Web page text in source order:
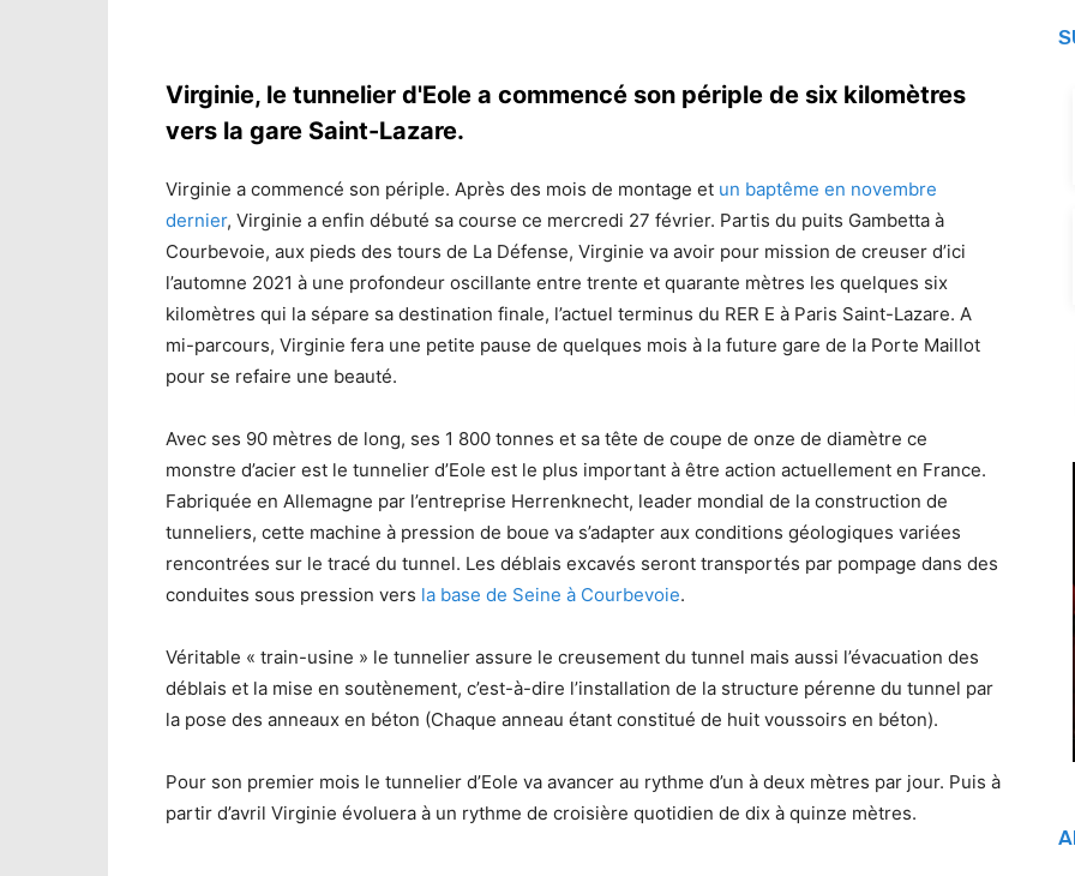
Virginie, le tunnelier d'Eole a commencé son périple de six kilomètres
vers la gare Saint-Lazare.
Virginie a commencé son périple. Après des mois de montage et un baptême en novembre
dernier, Virginie a enfin débuté sa course ce mercredi 27 février. Partis du puits Gambetta à
Courbevoie, aux pieds des tours de La Défense, Virginie va avoir pour mission de creuser d’ici
l’automne 2021 à une profondeur oscillante entre trente et quarante mètres les quelques six
kilomètres qui la sépare sa destination finale, l’actuel terminus du RER E à Paris Saint-Lazare. A
mi-parcours, Virginie fera une petite pause de quelques mois à la future gare de la Porte Maillot
pour se refaire une beauté.
Avec ses 90 mètres de long, ses 1 800 tonnes et sa tête de coupe de onze de diamètre ce
monstre d’acier est le tunnelier d’Eole est le plus important à être action actuellement en France.
Fabriquée en Allemagne par l’entreprise Herrenknecht, leader mondial de la construction de
tunneliers, cette machine à pression de boue va s’adapter aux conditions géologiques variées
rencontrées sur le tracé du tunnel. Les déblais excavés seront transportés par pompage dans des
conduites sous pression vers la base de Seine à Courbevoie.
Véritable « train-usine » le tunnelier assure le creusement du tunnel mais aussi l’évacuation des
déblais et la mise en soutènement, c’est-à-dire l’installation de la structure pérenne du tunnel par
la pose des anneaux en béton (Chaque anneau étant constitué de huit voussoirs en béton).
Pour son premier mois le tunnelier d’Eole va avancer au rythme d’un à deux mètres par jour. Puis à
partir d’avril Virginie évoluera à un rythme de croisière quotidien de dix à quinze mètres.